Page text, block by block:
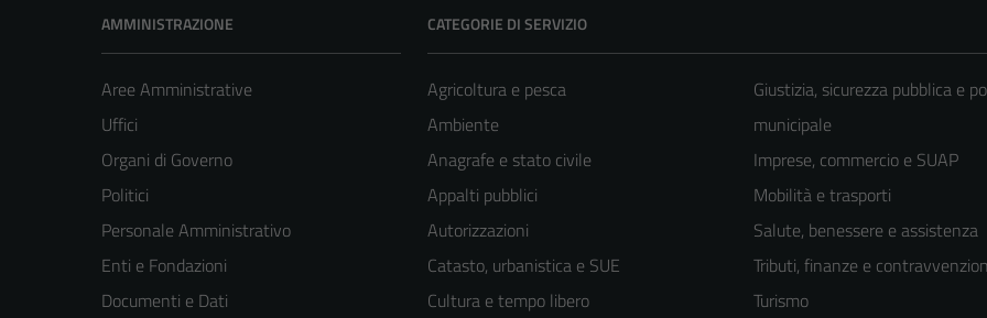
AMMINISTRAZIONE
Aree Amministrative
Uffici
Organi di Governo
Politici
Personale Amministrativo
Enti e Fondazioni
Documenti e Dati
CATEGORIE DI SERVIZIO
Agricoltura e pesca
Ambiente
Anagrafe e stato civile
Appalti pubblici
Autorizzazioni
Catasto, urbanistica e SUE
Cultura e tempo libero
Giustizia, sicurezza pubblica e
municipale
Imprese, commercio e SUAP
Mobilità e trasporti
Salute, benessere e assistenza
Tributi, finanze e
Turismo